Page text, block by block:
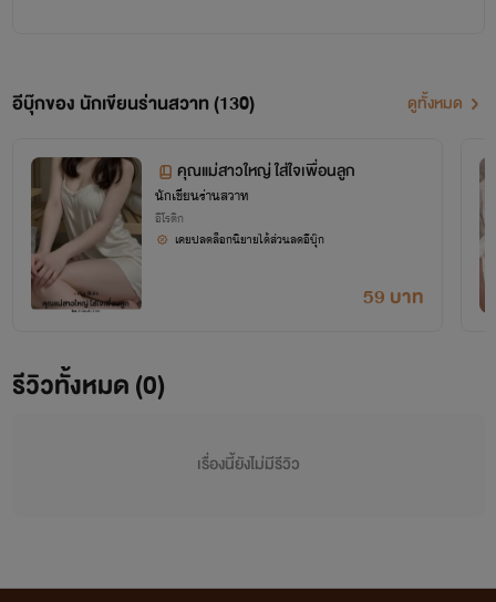
อีบุ๊กของ นักเขียนร่านสวาท (130) ดูทั้งหมด
คุณแม่สาวใหญ่ ใส่ใจเพื่อนลูก
นักเขียนร่านสวาท
อีโรติก
59 บาท
เคยปลดล็อกนิยายได้ส่วนลดอีบุ๊ก
รีวิวทั้งหมด (0)
เรื่องนี้ยังไม่มีรีวิว